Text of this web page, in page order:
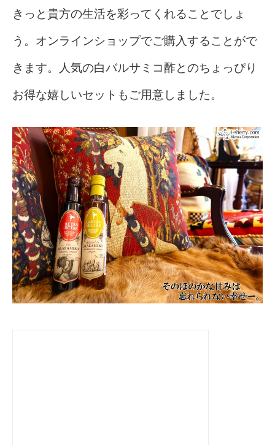
きっと貴方の生活を彩ってくれることでしょ
う。オンラインショップでご購入することがで
きます。人気の白バルサミコ酢とのちょっぴり
お得な嬉しいセットもご用意しました。